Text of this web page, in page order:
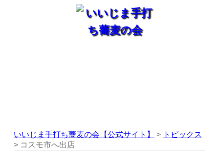
いいじま手打ち蕎麦の会【公式サイト】 > トピックス
> コスモ市へ出店